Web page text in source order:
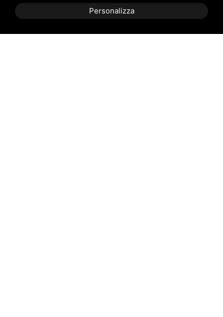
Prenotaora
Mobile
+39 346 5926555
Email
info@podeltatourism.it
Personalizza